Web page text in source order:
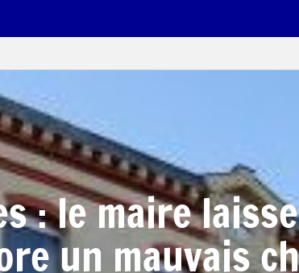
: le maire
un mauvais